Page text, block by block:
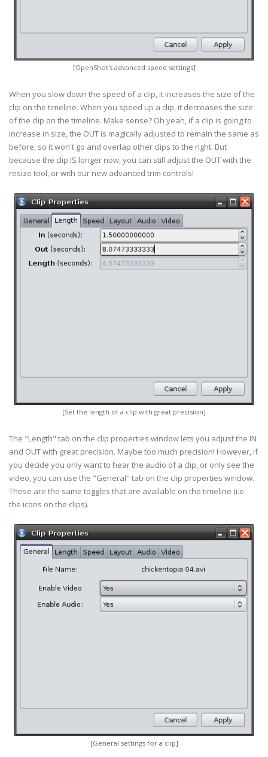
[OpenShot's advanced speed settings]
When you slow down the speed of a clip, it increases the size of the
clip on the timeline. When you speed up a clip, it decreases the size
of the clip on the timeline. Make sense? Oh yeah, if a clip is going to
increase in size, the OUT is magically adjusted to remain the same as
before, so it won't go and overlap other clips to the right. But
because the clip IS longer now, you can still adjust the OUT with the
resize tool, or with our new advanced trim controls!
[Set the length of a clip with great precision]
The "Length" tab on the clip properties window lets you adjust the IN
and OUT with great precision. Maybe too much precision! However, if
you decide you only want to hear the audio of a clip, or only see the
video, you can use the "General" tab on the clip properties window.
These are the same toggles that are available on the timeline (i.e.
the icons on the clips).
[General settings for a clip]